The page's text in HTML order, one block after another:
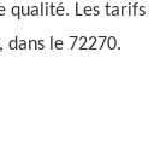
qualité. Les tarifs
dans le 72270.